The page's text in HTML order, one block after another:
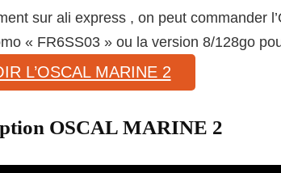
sur ali express , on peut commander
« FR6SS03 » ou la version 8/128go
L’OSCAL MARINE 2
OSCAL MARINE 2